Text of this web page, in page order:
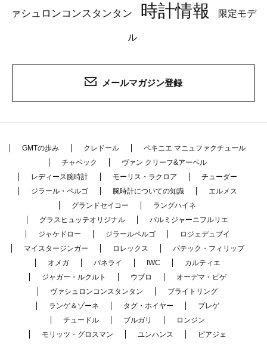
ァシュロンコンスタンタン 時計情報 限定モデ
ル
メールマガジン登録
GMTの歩み クレドール
ペキニエ マニュファクチュール
チャペック
ヴァン クリーフ&アーペル
レディース腕時計
モーリス・ラクロア
チューダー
ジラール・ペルゴ
腕時計についての知識
エルメス
グランドセイコー
ラングハイネ
グラスヒュッテオリジナル
パルミジャーニフルリエ
ジャケドロー
ジラールペルゴ
ロジェデュブイ
マイスタージンガー
ロレックス
パテック・フィリップ
オメガ
パネライ IWC
カルティエ
ジャガー・ルクルト
ウブロ
オーデマ・ピゲ
ヴァシュロンコンスタンタン
ブライトリング
ランゲ＆ゾーネ
タグ・ホイヤー
ブレゲ
チュードル
ブルガリ
ロンジン
モリッツ・グロスマン
ユンハンス
ピアジェ